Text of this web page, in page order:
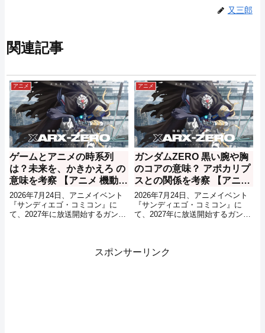
又三郎
関連記事
アニメ
ゲームとアニメの時系列
は？未来を、かきかえろ の
意味を考察 【アニメ 機動戦
士ガンダムRG XARX-
ZERO（アレックスゼ
ロ）】
2026年7月24日、アニメイベント
『サンディエゴ・コミコン』に
て、2027年に放送開始するガンダ
ネル)でも、関連する動画の投稿が
アニメ
ガンダムZERO 黒い腕や胸
のコアの意味？ アポカリプ
スとの関係を考察 【アニメ
機動戦士ガンダムRG
XARX-ZERO（アレックス
ゼロ）】
2026年7月24日、アニメイベント
『サンディエゴ・コミコン』に
て、2027年に放送開始するガンダ
Youtubeなどでも新作発表が行わ
スポンサーリンク